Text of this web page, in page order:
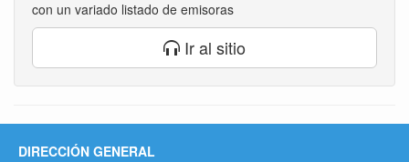
con un variado listado de emisoras
Ir al sitio
DIRECCIÓN GENERAL